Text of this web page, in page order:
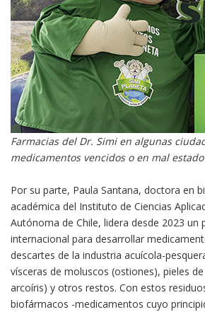
Farmacias del Dr. Simi en algunas
medicamentos vencidos o en mal
Por su parte, Paula Santana, doctora en
académica del Instituto de Ciencias
Autónoma de Chile, lidera desde 2023 un
internacional para desarrollar
descartes de la industria acuícola-
vísceras de moluscos (ostiones), pieles
arcoíris) y otros restos. Con estos
biofármacos -medicamentos cuyo